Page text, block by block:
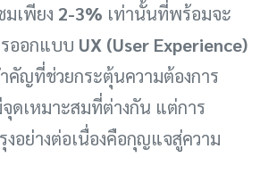
เพียง 2-3% เท่านั้นที่พร้อมจะ
ออกแบบ UX (User Experience)
คัญที่ช่วยกระตุ้นความต้องการ
ดเหมาะสมที่ต่างกัน แต่การ
อย่างต่อเนื่องคือกุญแจสู่ความ